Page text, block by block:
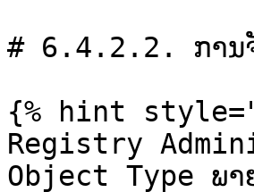
# 6.4.2.2. ການຈັ
{% hint
Registry
Object Type ພາ